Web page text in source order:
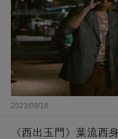
2023/09/18
《西出玉門》葉流西